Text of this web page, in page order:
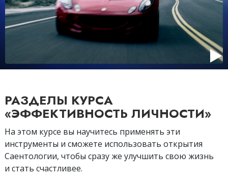
РАЗДЕЛЫ КУРСА
«ЭФФЕКТИВНОСТЬ ЛИЧНОСТИ»
На этом курсе вы научитесь применять эти
инструменты и сможете использовать открытия
Cаентологии, чтобы сразу же улучшить свою жизнь
и стать счастливее.